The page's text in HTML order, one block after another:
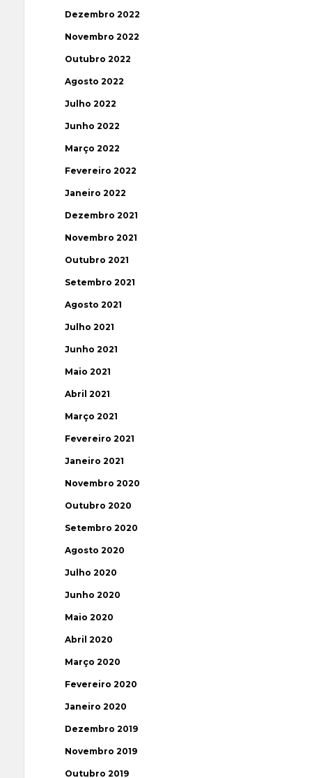
Dezembro 2022
Novembro 2022
Outubro 2022
Agosto 2022
Julho 2022
Junho 2022
Março 2022
Fevereiro 2022
Janeiro 2022
Dezembro 2021
Novembro 2021
Outubro 2021
Setembro 2021
Agosto 2021
Julho 2021
Junho 2021
Maio 2021
Abril 2021
Março 2021
Fevereiro 2021
Janeiro 2021
Novembro 2020
Outubro 2020
Setembro 2020
Agosto 2020
Julho 2020
Junho 2020
Maio 2020
Abril 2020
Março 2020
Fevereiro 2020
Janeiro 2020
Dezembro 2019
Novembro 2019
Outubro 2019